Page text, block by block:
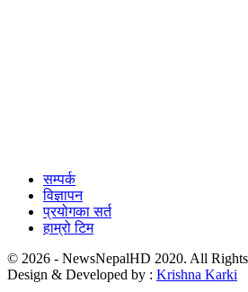
सम्पर्क
विज्ञापन
प्रयोगका सर्त
हाम्रो टिम
© 2026 - NewsNepalHD 2020. All Rights
Design & Developed by : Krishna Karki